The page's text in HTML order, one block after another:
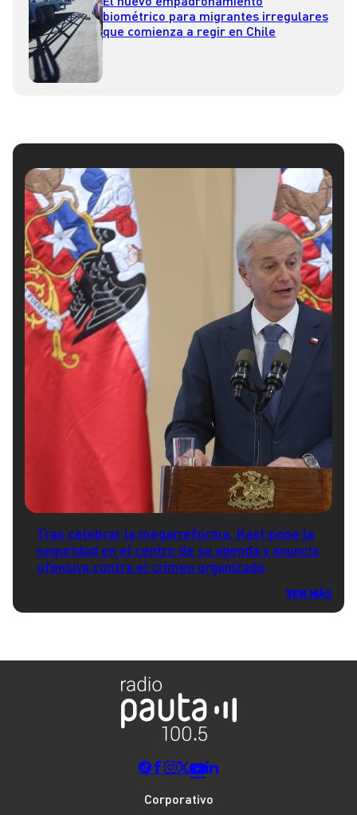
biométrico para migrantes irregulares
que comienza a regir en Chile
Tras celebrar la megarreforma, Kast pone la
seguridad en el centro de su agenda y anuncia
ofensiva contra el crimen organizado
VER MÁS
Corporativo